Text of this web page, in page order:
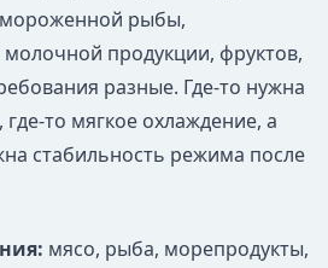
рыбы,
продукции, фруктов,
разные. Где-то нужна
где-то мягкое охлаждение, а
стабильность режима после
мясо, рыба, морепродукты,